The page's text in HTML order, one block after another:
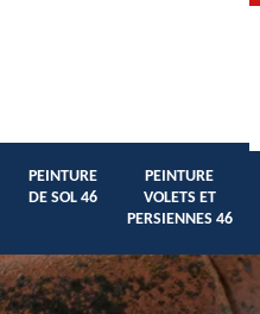
PEINTURE
DE SOL 46
PEINTURE
VOLETS ET
PERSIENNES 46